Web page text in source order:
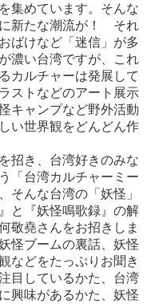
集めています。そんな
新たな潮流が！ それ
ばけなど「迷信」が多
濃い台湾ですが、これ
カルチャーは発展して
ストなどのアート展示
キャンプなど野外活動
い世界観をどんどん作
招き、台湾好きのみな
「台湾カルチャーミー
そんな台湾の「妖怪」
と『妖怪鳴歌録』の解
敬堯さんをお招きしま
怪ブームの裏話、妖怪
などをたっぷりお聞き
目しているかた、台湾
興味があるかた、妖怪